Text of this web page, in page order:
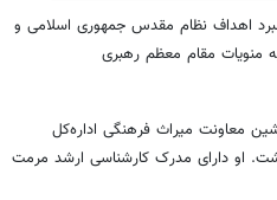
اهداف نظام مقدس جمهوری اسلامی و
منویات مقام معظم رهبری
معاونت میراث فرهنگی اداره‌کل
او دارای مدرک کارشناسی ارشد مرمت